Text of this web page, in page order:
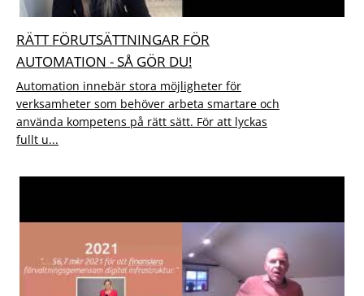
RÄTT FÖRUTSÄTTNINGAR FÖR
AUTOMATION - SÅ GÖR DU!
Automation innebär stora möjligheter för
verksamheter som behöver arbeta smartare och
använda kompetens på rätt sätt. För att lyckas
fullt u...